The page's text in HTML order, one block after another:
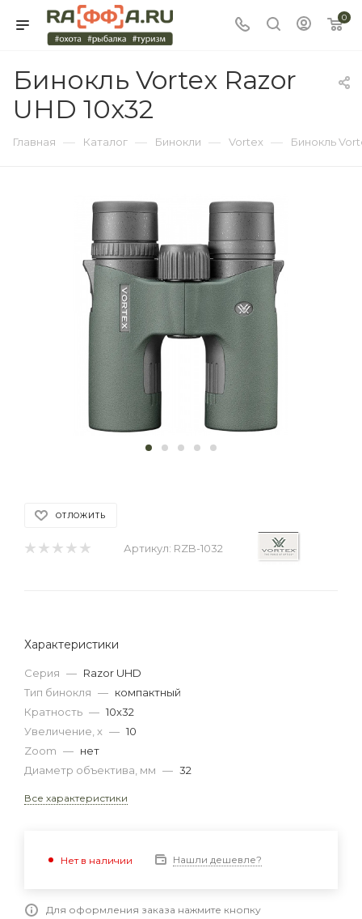
0
Бинокль Vortex Razor
UHD 10x32
Главная — Каталог — Бинокли — Vortex — Бинокль
ОТЛОЖИТЬ
Артикул: RZB-1032
Характеристики
Серия — Razor UHD
Тип бинокля — компактный
Кратность — 10x32
Увеличение, x — 10
Zoom — нет
Диаметр объектива, мм — 32
Все характеристики
Нет в наличии Нашли дешевле?
Для оформления заказа нажмите кнопку